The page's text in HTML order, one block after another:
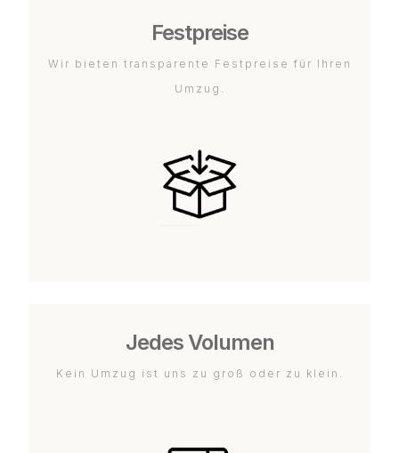
Festpreise
Wir bieten transparente Festpreise für Ihren
Umzug.
Jedes Volumen
Kein Umzug ist uns zu groß oder zu klein.